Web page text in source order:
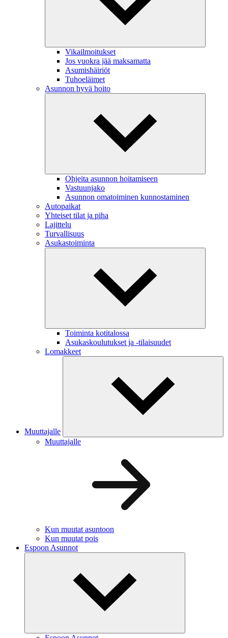
Vikailmoitukset
Jos vuokra jää maksamatta
Asumishäiriöt
Tuhoeläimet
Asunnon hyvä hoito
Ohjeita asunnon hoitamiseen
Vastuunjako
Asunnon omatoiminen kunnostaminen
Autopaikat
Yhteiset tilat ja piha
Lajittelu
Turvallisuus
Asukastoiminta
Toiminta kotitalossa
Asukaskoulutukset ja -tilaisuudet
Lomakkeet
Muuttajalle
Muuttajalle
Kun muutat asuntoon
Kun muutat pois
Espoon Asunnot